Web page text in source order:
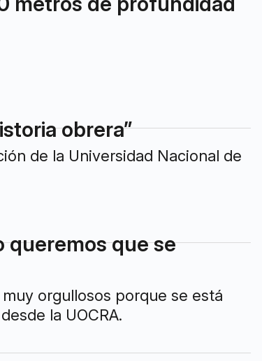
obrera”
de la Universidad Nacional de
queremos que se
orgullosos porque se está
la UOCRA.